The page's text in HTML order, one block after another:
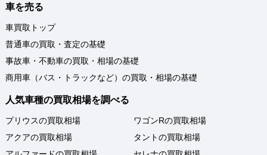
車を売る
車買取トップ
普通車の買取・査定の基礎
事故車・不動車の買取・相場の基礎
商用車（バス・トラックなど）の買取・相場の基礎
人気車種の買取相場を調べる
プリウスの買取相場
アクアの買取相場
ワゴンRの買取相場
タントの買取相場